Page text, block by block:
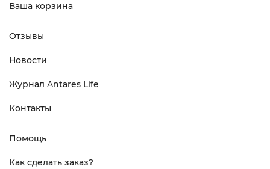
Ваша корзина
Отзывы
Новости
Журнал Antares Life
Контакты
Помощь
Как сделать заказ?